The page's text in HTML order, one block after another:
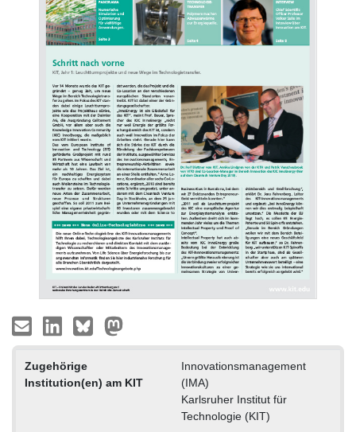
Zugehörige
Institution(en) am KIT
Innovationsmanagement
(IMA)
Karlsruher Institut für
Technologie (KIT)